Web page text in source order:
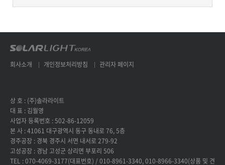
회사소개 개인정보처리방침 관리자 페이지
상 호 : (주)솔라라이트
대 표 : 김월영
사업자 등록번호 : 502-86-12059
본 사 : 41061 대구광역시 동구 동내로 76, 5층
경주공장 : 경북 경주시 서면 내서로 279-92
고성공장 : 경남 고성군 상리면 부포리 506
TEL : 070-4069-3177(대표번호) / 010-8961-3340, 010-8966-3340(상품 및 견